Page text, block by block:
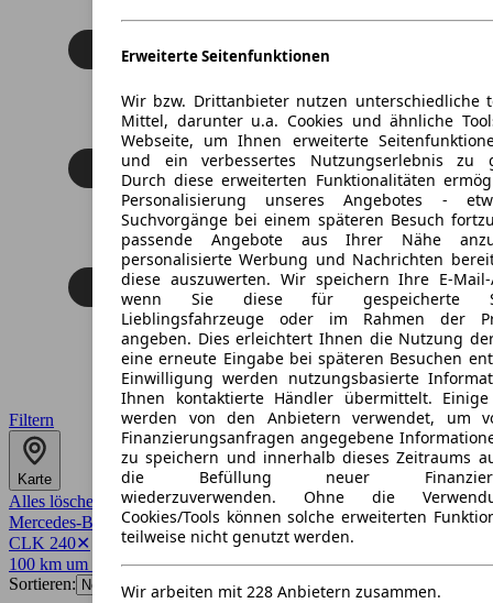
Filtern
Karte
Alles löschen
Mercedes-Benz
✕
CLK 240✕
100 km um 99084✕
Sortieren:
Erweiterte Seitenfunktionen
Wir bzw. Drittanbieter nutzen unterschiedliche
Mittel, darunter u.a. Cookies und ähnliche
Webseite, um Ihnen erweiterte
und ein verbessertes Nutzungserlebnis zu
Durch diese erweiterten Funktionalitäten
Personalisierung unseres Angebotes -
Suchvorgänge bei einem späteren Besuch
passende Angebote aus Ihrer Nähe
personalisierte Werbung und Nachrichten
diese auszuwerten. Wir speichern Ihre E-Mail-
wenn Sie diese für gespeicherte
Lieblingsfahrzeuge oder im Rahmen der
angeben. Dies erleichtert Ihnen die Nutzung
eine erneute Eingabe bei späteren Besuchen
Einwilligung werden nutzungsbasierte
Ihnen kontaktierte Händler übermittelt. Einige
werden von den Anbietern verwendet, um
Finanzierungsanfragen angegebene
zu speichern und innerhalb dieses Zeitraums
die Befüllung neuer
wiederzuverwenden. Ohne die
Cookies/Tools können solche erweiterten
teilweise nicht genutzt werden.
Wir arbeiten mit 228 Anbietern zusammen.